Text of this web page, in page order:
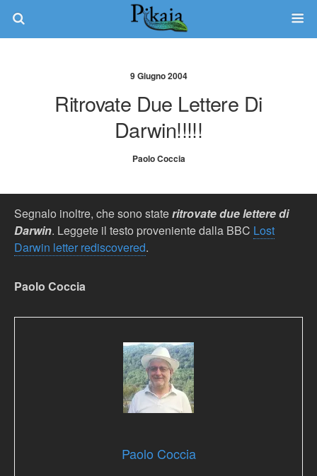
9 Giugno 2004
Ritrovate Due Lettere Di
Darwin!!!!!
Paolo Coccia
Segnalo inoltre, che sono stateritrovate due lettere di
Darwin. Leggete il testo proveniente dalla BBC Lost
Darwin letter rediscovered.
Paolo Coccia
Paolo Coccia